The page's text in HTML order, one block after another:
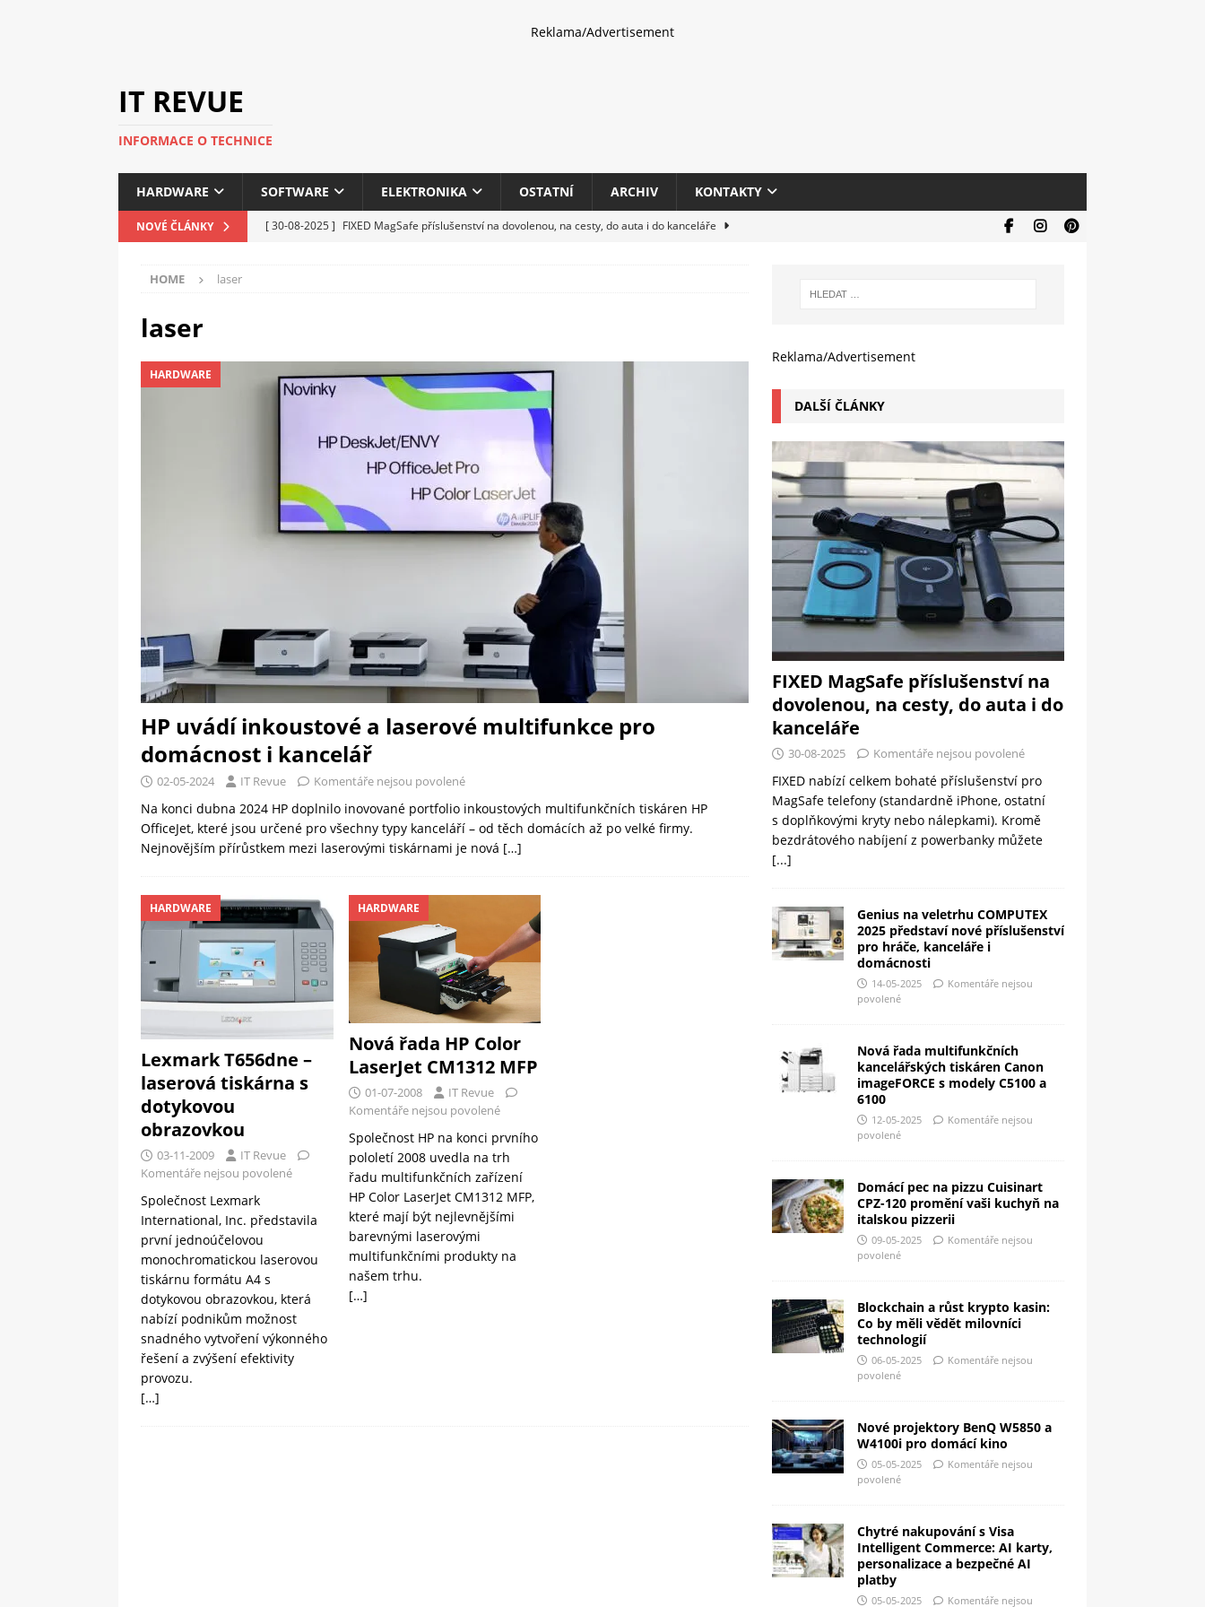
Reklama/Advertisement
IT REVUE
INFORMACE O TECHNICE
HARDWARE SOFTWARE ELEKTRONIKA OSTATNÍ ARCHIV KONTAKTY
NOVÉ ČLÁNKY [ 30-08-2025 ] FIXED MagSafe příslušenství na dovolenou, na cesty, do auta i do kanceláře
C5100 a 6100
PERIFERIE
Domácí pec na pizzu Cuisinart CPZ-120 promění vaši kuchyň na italskou
OSTATNÍ
Blockchain a růst krypto kasin: Co by měli vědět milovníci technologií
SOFTWARE
HOME laser
laser
HARDWARE
HP uvádí inkoustové a laserové multifunkce pro
domácnost i kancelář
02-05-2024 IT Revue Komentáře nejsou povolené
Na konci dubna 2024 HP doplnilo inovované portfolio inkoustových multifunkčních tiskáren HP
OfficeJet, které jsou určené pro všechny typy kanceláří – od těch domácích až po velké firmy.
Nejnovějším přírůstkem mezi laserovými tiskárnami je nová […]
HARDWARE
Lexmark T656dne –
laserová tiskárna s
dotykovou
obrazovkou
03-11-2009
IT Revue
Komentáře nejsou povolené
Společnost Lexmark
International, Inc. představila
první jednoúčelovou
monochromatickou laserovou
tiskárnu formátu A4 s
dotykovou obrazovkou, která
nabízí podnikům možnost
snadného vytvoření výkonného
řešení a zvýšení efektivity
provozu.
[…]
HARDWARE
Nová řada HP Color
LaserJet CM1312 MFP
01-07-2008
IT Revue
Komentáře nejsou povolené
Společnost HP na konci prvního
pololetí 2008 uvedla na trh
řadu multifunkčních zařízení
HP Color LaserJet CM1312 MFP,
které mají být nejlevnějšími
barevnými laserovými
multifunkčními produkty na
našem trhu.
[…]
Reklama/Advertisement
DALŠÍ ČLÁNKY
FIXED MagSafe příslušenství na
dovolenou, na cesty, do auta i do
kanceláře
30-08-2025 Komentáře nejsou povolené
FIXED nabízí celkem bohaté příslušenství pro
MagSafe telefony (standardně iPhone, ostatní
s doplňkovými kryty nebo nálepkami). Kromě
bezdrátového nabíjení z powerbanky můžete
[...]
Genius na veletrhu COMPUTEX
2025 představí nové příslušenství
pro hráče, kanceláře i
domácnosti
14-05-2025
Komentáře nejsou
povolené
Nová řada multifunkčních
kancelářských tiskáren Canon
imageFORCE s modely C5100 a
6100
12-05-2025
Komentáře nejsou
povolené
Domácí pec na pizzu Cuisinart
CPZ-120 promění vaši kuchyň na
italskou pizzerii
09-05-2025
Komentáře nejsou
povolené
Blockchain a růst krypto kasin:
Co by měli vědět milovníci
technologií
06-05-2025
Komentáře nejsou
povolené
Nové projektory BenQ W5850 a
W4100i pro domácí kino
05-05-2025
Komentáře nejsou
povolené
Chytré nakupování s Visa
Intelligent Commerce: AI karty,
personalizace a bezpečné AI
platby
05-05-2025 Komentáře nejsou